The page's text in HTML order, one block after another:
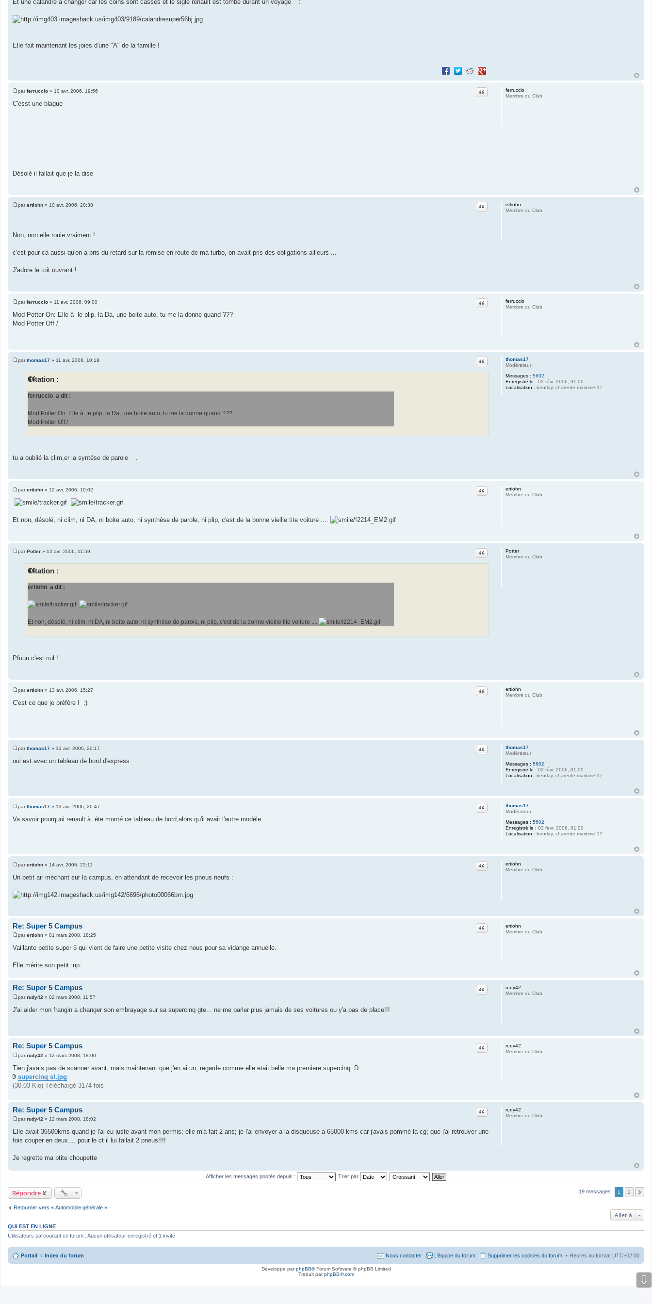
Et une calandre a changer car les coins sont cassés et le sigle renault est tombé durant un voyage :
Elle fait maintenant les joies d'une "A" de la famille !
Partager sur Facebook
Partager sur Twitter
Partager sur Reddit
Partager sur Google+
ferruccio
Membre du Club
Citation
M
s
parferruccio » 10 avr. 2006, 19:56
C'esst une blague
Désolé il fallait que je la dise
ertiohn
Membre du Club
Citation
M
g
parertiohn » 10 avr. 2006, 20:38
Non, non elle roule vraiment !
c'est pour ca aussi qu'on a pris du retard sur la remise en route de ma turbo, on avait pris des obligations ailleurs ...
J'adore le toit ouvrant !
ferruccio
Membre du Club
Citation
M
s
s
parferruccio » 11 avr. 2006, 09:00
Mod Potter On: Elle à le plip, la Da, une boite auto, tu me la donne quand ???
Mod Potter Off /
thomas17
Modérateur
Messages : 5602
Enregistré le : 02 févr. 2006, 01:00
Localisation : beurlay, charente maritime 17
Citation
M
parthomas17 » 11 avr. 2006, 10:18
Citation :
ferruccio a dit :
Mod Potter On: Elle à le plip, la Da, une boite auto, tu me la donne quand ???
Mod Potter Off /
tu a oublié la clim,er la syntése de parole .
ertiohn
Membre du Club
Citation
M
e
s
a
g
parertiohn » 12 avr. 2006, 10:02
Et non, désolé, ni clim, ni DA, ni boite auto, ni synthèse de parole, ni plip, c'est de la bonne vieille tite voiture ....
Potter
Membre du Club
Citation
par Potter » 12 avr. 2006, 11:59
Citation :
ertiohn a dit :
Et non, désolé, ni clim, ni DA, ni boite auto, ni synthèse de parole, ni plip, c'est de la bonne vieille tite voiture ....
Pfuuu c'est nul !
ertiohn
Membre du Club
Citation
M
s
parertiohn » 13 avr. 2006, 15:27
C'est ce que je préfère ! ;)
thomas17
Modérateur
Messages : 5602
Enregistré le : 02 févr. 2006, 01:00
Localisation : beurlay, charente maritime 17
Citation
M
e
s
parthomas17 » 13 avr. 2006, 20:17
oui est avec un tableau de bord d'express.
thomas17
Modérateur
Messages : 5602
Enregistré le : 02 févr. 2006, 01:00
Localisation : beurlay, charente maritime 17
Citation
M
s
parthomas17 » 13 avr. 2006, 20:47
Va savoir pourquoi renault à éte monté ce tableau de bord,alors qu'il avait l'autre modéle.
ertiohn
Membre du Club
Citation
M
s
a
g
parertiohn » 14 avr. 2006, 22:11
Un petit air méchant sur la campus, en attendant de recevoir les pneus neufs :
ertiohn
Membre du Club
Re: Super 5 Campus Citation
M
e
s
a
g
parertiohn » 01 mars 2008, 18:25
Vaillante petite super 5 qui vient de faire une petite visite chez nous pour sa vidange annuelle.
Elle mérite son petit :up:
rudy42
Membre du Club
Re: Super 5 Campus Citation
M
e
s
e
parrudy42 » 02 mars 2008, 11:57
J'ai aider mon frangin a changer son embrayage sur sa supercinq gte... ne me parler plus jamais de ses voitures ou y'a pas de place!!!
rudy42
Membre du Club
Re: Super 5 Campus Citation
M
s
s
a
g
parrudy42 » 12 mars 2008, 18:00
Tien j'avais pas de scanner avant; mais maintenant que j'en ai un; regarde comme elle etait belle ma premiere supercinq :D
supercinq sl.jpg
(30.03 Kio) Téléchargé 3174 fois
rudy42
Membre du Club
Re: Super 5 Campus Citation
M
e
s
s
e
parrudy42 » 12 mars 2008, 18:02
Elle avait 36500kms quand je l'ai eu juste avant mon permis; elle m'a fait 2 ans; je l'ai envoyer a la disqueuse a 65000 kms car j'avais pommé la cg; que j'ai retrouver une
fois couper en deux.... pour le ct il lui fallait 2 pneus!!!!
Je regrette ma ptite choupette
Afficher les messages postés depuis : Trier par
Répondre 19 messages 1 2
Retourner vers « Automobile générale »
Aller à
QUI EST EN LIGNE
Utilisateurs parcourant ce forum : Aucun utilisateur enregistré et 1 invité
Portail Index du forum Heures au format UTC+02:00
Supprimer les cookies du forum
L’équipe du forum
Nous contacter
Développé parphpBB® Forum Software © phpBB Limited
Traduit parphpBB-fr.com ⇩